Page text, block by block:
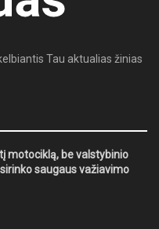
Tau aktualias žinias
motociklą, be valstybinio
saugaus važiavimo